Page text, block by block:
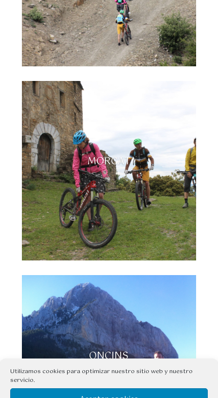
Utilizamos cookies para optimizar nuestro sitio web y nuestro
servicio.
MORCAT
ONCINS